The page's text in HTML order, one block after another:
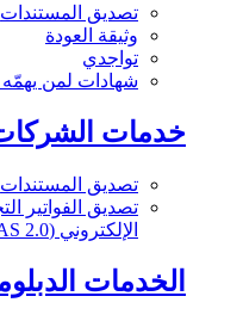
تصديق المستندات
وثيقة العودة
تواجدي
شهادات لمن يهمّه
خدمات
تصديق المستندات
تصديق الفواتير
الإلكتروني (eDAS 2.0)
الخدمات